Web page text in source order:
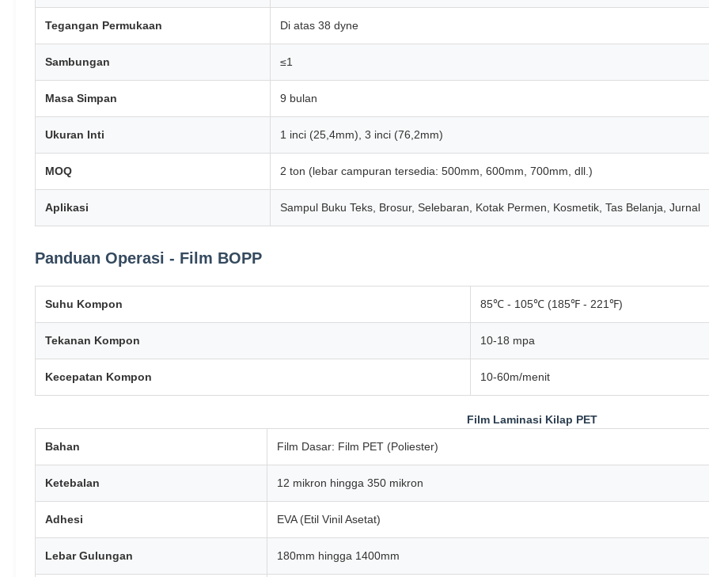
Tegangan Permukaan Di atas 38 dyne
Sambungan ≤1
Masa Simpan 9 bulan
Ukuran Inti 1 inci (25,4mm), 3 inci (76,2mm)
MOQ 2 ton (lebar campuran tersedia: 500mm, 600mm, 700mm, dll.)
Aplikasi Sampul Buku Teks, Brosur, Selebaran, Kotak Permen, Kosmetik, Tas Belanja, Jurnal
Panduan Operasi - Film BOPP
Suhu Kompon 85℃ - 105℃ (185℉ - 221℉)
Tekanan Kompon 10-18 mpa
Kecepatan Kompon 10-60m/menit
Film Laminasi Kilap PET
Bahan Film Dasar: Film PET (Poliester)
Ketebalan 12 mikron hingga 350 mikron
Adhesi EVA (Etil Vinil Asetat)
Lebar Gulungan 180mm hingga 1400mm